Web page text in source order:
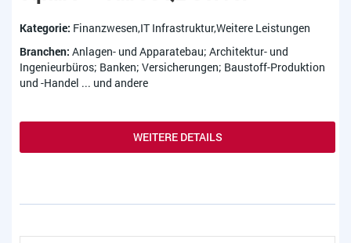
Kategorie: Finanzwesen,IT Infrastruktur,Weitere Leistungen
Branchen: Anlagen- und Apparatebau; Architektur- und
Ingenieurbüros; Banken; Versicherungen; Baustoff-Produktion
und -Handel ... und andere
WEITERE DETAILS